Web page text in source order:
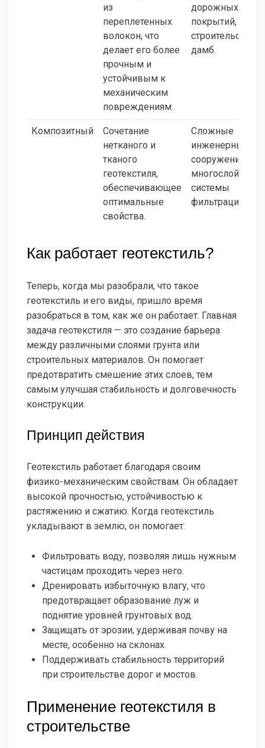
из
переплетенных
волокон, что
делает его более
прочным и
устойчивым к
механическим
повреждениям.
дорожных
покрытий,
строительство
дамб.
Композитный
Сочетание
нетканого и
тканого
геотекстиля,
обеспечивающее
оптимальные
свойства.
Сложные
инженерные
сооружения,
многослойные
системы
фильтрации.
Как работает геотекстиль?
Теперь, когда мы разобрали, что такое
геотекстиль и его виды, пришло время
разобраться в том, как же он работает. Главная
задача геотекстиля — это создание барьера
между различными слоями грунта или
строительных материалов. Он помогает
предотвратить смешение этих слоев, тем
самым улучшая стабильность и долговечность
конструкции.
Принцип действия
Геотекстиль работает благодаря своим
физико-механическим свойствам. Он обладает
высокой прочностью, устойчивостью к
растяжению и сжатию. Когда геотекстиль
укладывают в землю, он помогает:
Фильтровать воду, позволяя лишь нужным
частицам проходить через него.
Дренировать избыточную влагу, что
предотвращает образование луж и
поднятие уровней грунтовых вод.
Защищать от эрозии, удерживая почву на
месте, особенно на склонах.
Поддерживать стабильность территорий
при строительстве дорог и мостов.
Применение геотекстиля в
строительстве